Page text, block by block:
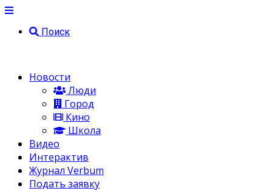
Поиск
Новости
Люди
Город
Кино
Школа
Видео
Интерактив
Журнал Verbum
Подать заявку